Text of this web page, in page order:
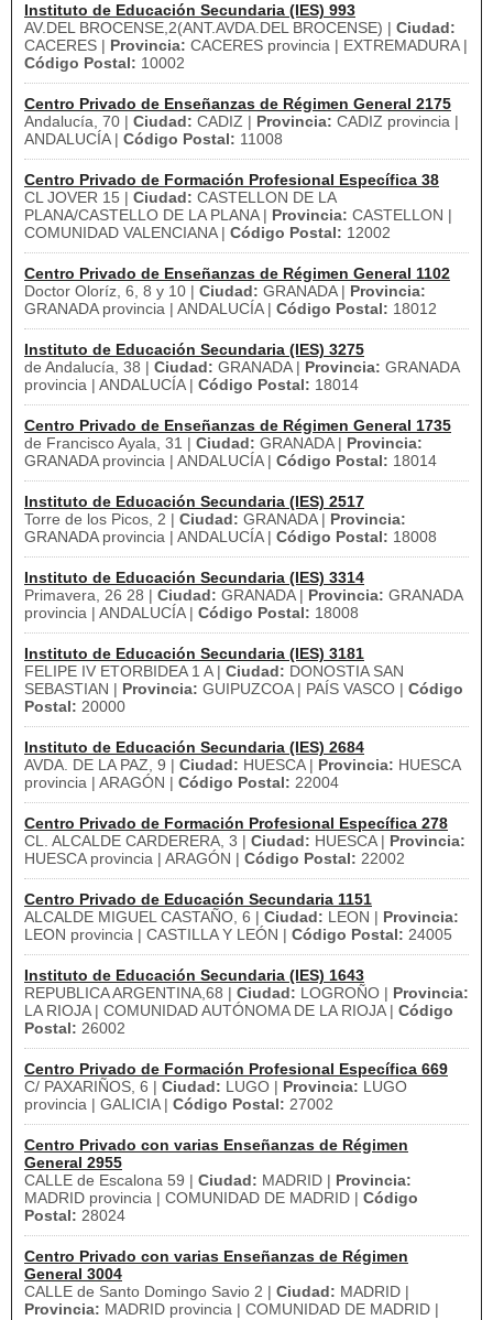
Instituto de Educación Secundaria (IES) 993
AV.DEL BROCENSE,2(ANT.AVDA.DEL BROCENSE) | Ciudad:
CACERES | Provincia: CACERES provincia | EXTREMADURA |
Código Postal: 10002
Centro Privado de Enseñanzas de Régimen General 2175
Andalucía, 70 | Ciudad: CADIZ | Provincia: CADIZ provincia |
ANDALUCÍA | Código Postal: 11008
Centro Privado de Formación Profesional Específica 38
CL JOVER 15 | Ciudad: CASTELLON DE LA
PLANA/CASTELLO DE LA PLANA | Provincia: CASTELLON |
COMUNIDAD VALENCIANA | Código Postal: 12002
Centro Privado de Enseñanzas de Régimen General 1102
Doctor Oloríz, 6, 8 y 10 | Ciudad: GRANADA | Provincia:
GRANADA provincia | ANDALUCÍA | Código Postal: 18012
Instituto de Educación Secundaria (IES) 3275
de Andalucía, 38 | Ciudad: GRANADA | Provincia: GRANADA
provincia | ANDALUCÍA | Código Postal: 18014
Centro Privado de Enseñanzas de Régimen General 1735
de Francisco Ayala, 31 | Ciudad: GRANADA | Provincia:
GRANADA provincia | ANDALUCÍA | Código Postal: 18014
Instituto de Educación Secundaria (IES) 2517
Torre de los Picos, 2 | Ciudad: GRANADA | Provincia:
GRANADA provincia | ANDALUCÍA | Código Postal: 18008
Instituto de Educación Secundaria (IES) 3314
Primavera, 26 28 | Ciudad: GRANADA | Provincia: GRANADA
provincia | ANDALUCÍA | Código Postal: 18008
Instituto de Educación Secundaria (IES) 3181
FELIPE IV ETORBIDEA 1 A | Ciudad: DONOSTIA SAN
SEBASTIAN | Provincia: GUIPUZCOA | PAÍS VASCO | Código
Postal: 20000
Instituto de Educación Secundaria (IES) 2684
AVDA. DE LA PAZ, 9 | Ciudad: HUESCA | Provincia: HUESCA
provincia | ARAGÓN | Código Postal: 22004
Centro Privado de Formación Profesional Específica 278
CL. ALCALDE CARDERERA, 3 | Ciudad: HUESCA | Provincia:
HUESCA provincia | ARAGÓN | Código Postal: 22002
Centro Privado de Educación Secundaria 1151
ALCALDE MIGUEL CASTAÑO, 6 | Ciudad: LEON | Provincia:
LEON provincia | CASTILLA Y LEÓN | Código Postal: 24005
Instituto de Educación Secundaria (IES) 1643
REPUBLICA ARGENTINA,68 | Ciudad: LOGROÑO | Provincia:
LA RIOJA | COMUNIDAD AUTÓNOMA DE LA RIOJA | Código
Postal: 26002
Centro Privado de Formación Profesional Específica 669
C/ PAXARIÑOS, 6 | Ciudad: LUGO | Provincia: LUGO
provincia | GALICIA | Código Postal: 27002
Centro Privado con varias Enseñanzas de Régimen
General 2955
CALLE de Escalona 59 | Ciudad: MADRID | Provincia:
MADRID provincia | COMUNIDAD DE MADRID | Código
Postal: 28024
Centro Privado con varias Enseñanzas de Régimen
General 3004
CALLE de Santo Domingo Savio 2 | Ciudad: MADRID |
Provincia: MADRID provincia | COMUNIDAD DE MADRID |